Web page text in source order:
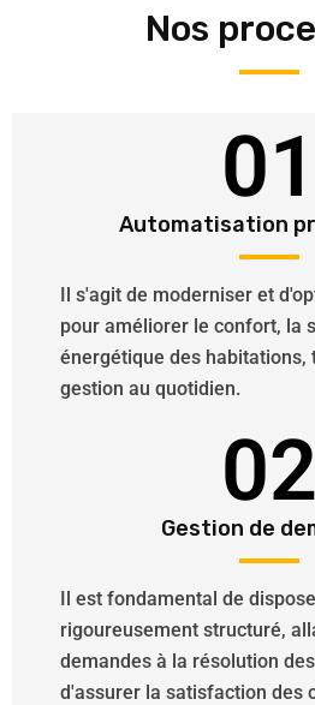
Nos
01
Automatisation
Il s'agit de moderniser et
pour améliorer le confort, la
énergétique des
gestion au quotidien.
02
Gestion de
Il est fondamental de
rigoureusement structuré,
demandes à la résolution
d'assurer la satisfaction des